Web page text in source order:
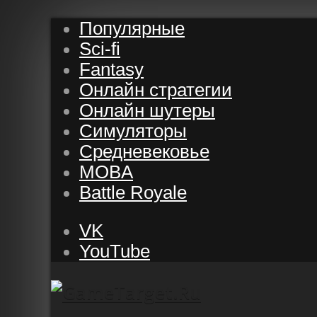
Популярные
Sci-fi
Fantasy
Онлайн стратегии
Онлайн шутеры
Симуляторы
Средневековье
MOBA
Battle Royale
VK
YouTube